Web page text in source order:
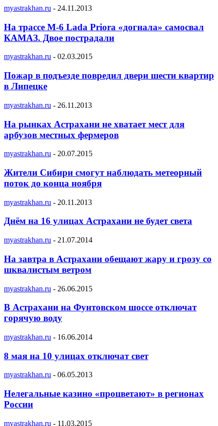
myastrakhan.ru - 24.11.2013
На трассе М-6 Lada Priora «догнала» самосвал
КАМАЗ. Двое пострадали
myastrakhan.ru - 02.03.2015
Пожар в подъезде повредил двери шести квартир
в Липецке
myastrakhan.ru - 26.11.2013
На рынках Астрахани не хватает мест для
арбузов местных фермеров
myastrakhan.ru - 20.07.2015
Жители Сибири смогут наблюдать метеорный
поток до конца ноября
myastrakhan.ru - 20.11.2013
Днём на 16 улицах Астрахани не будет света
myastrakhan.ru - 21.07.2014
На завтра в Астрахани обещают жару и грозу со
шквалистым ветром
myastrakhan.ru - 26.06.2015
В Астрахани на Фунтовском шоссе отключат
горячую воду
myastrakhan.ru - 16.06.2014
8 мая на 10 улицах отключат свет
myastrakhan.ru - 06.05.2013
Нелегальные казино «процветают» в регионах
России
myastrakhan.ru - 11.03.2015